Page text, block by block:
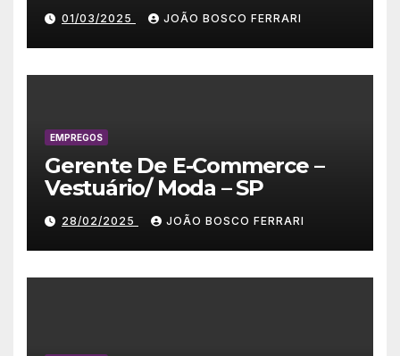
01/03/2025 JOÃO BOSCO FERRARI
EMPREGOS
Gerente De E-Commerce –
Vestuário/ Moda – SP
28/02/2025 JOÃO BOSCO FERRARI